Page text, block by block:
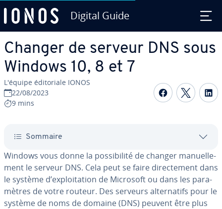
Digital Guide
Changer de serveur DNS sous
Windows 10, 8 et 7
L'équipe édi­to­riale IONOS
22/08/2023
9 mins
Partager
Sommaire
Windows vous donne la pos­si­bi­lité de changer ma­nuel­le­
ment le serveur DNS. Cela peut se faire di­rec­te­ment dans
le système d’ex­ploi­ta­tion de Microsoft ou dans les pa­ra­
mètres de votre routeur. Des serveurs al­ter­na­tifs pour le
système de noms de domaine (DNS) peuvent être plus